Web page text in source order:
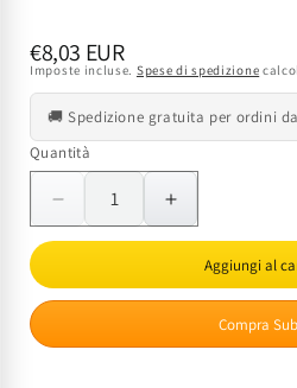
Prezzo
di
listino
€8,03 EUR
Imposte incluse. Spese di spedizione
🚚 Spedizione gratuita per ordini
Quantità
Quantità
Diminuisci
quantità
Cacciavite
Isolato
Aumenta
quantità
Cacciavite
Isolato
Aggiungi al
Compra